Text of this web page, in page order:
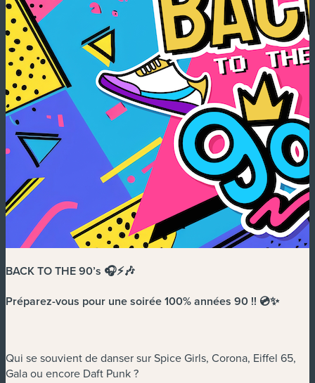
BACK TO THE 90’s 🎧⚡️🎶
Préparez-vous pour une soirée 100% années 90 !! 💿✨
Qui se souvient de danser sur Spice Girls, Corona, Eiffel 65,
Gala ou encore Daft Punk ?